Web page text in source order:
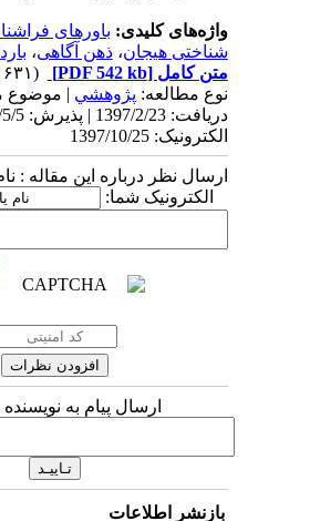
واژه‌های کلیدی:باورهای فراشناختی،
شناختی هیجان،ذهن آگاهی،بارداری
[PDF 542 kb]
(۱۶۳۱ دریافت)
نوع مطالعه:پژوهشي| موضوع مقاله:
دریافت: 1397/2/23 |
الکترونیک: 1397/10/25
ارسال نظر درباره این مقاله : نام کاربری
الکترونیک شما:
ارسال پیام به نویسنده مسئول
بازنشر اطلاعات